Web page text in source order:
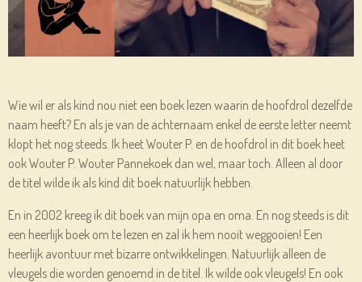
Wie wil er als kind nou niet een boek lezen waarin de hoofdrol dezelfde
naam heeft? En als je van de achternaam enkel de eerste letter neemt
klopt het nog steeds. Ik heet Wouter P. en de hoofdrol in dit boek heet
ook Wouter P. Wouter Pannekoek dan wel, maar toch. Alleen al door
de titel wilde ik als kind dit boek natuurlijk hebben.
En in 2002 kreeg ik dit boek van mijn opa en oma. En nog steeds is dit
een heerlijk boek om te lezen en zal ik hem nooit weggooien! Een
heerlijk avontuur met bizarre ontwikkelingen. Natuurlijk alleen de
vleugels die worden genoemd in de titel. Ik wilde ook vleugels! En ook